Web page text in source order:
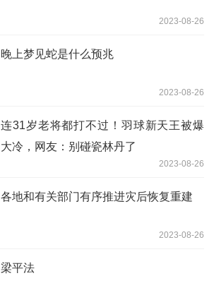
2023-08-26
晚上梦见蛇是什么预兆
2023-08-26
连31岁老将都打不过！羽球新天王被爆
大冷，网友：别碰瓷林丹了
2023-08-26
各地和有关部门有序推进灾后恢复重建
2023-08-26
梁平法